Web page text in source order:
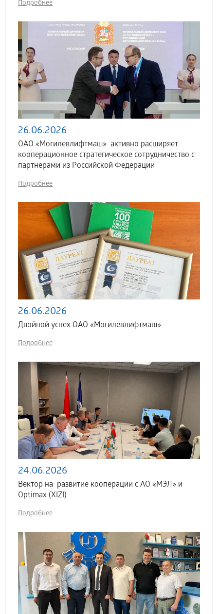
Подробнее
26.06.2026
ОАО «Могилевлифтмаш» активно расширяет
кооперационное стратегическое сотрудничество с
партнерами из Российской Федерации
Подробнее
26.06.2026
Двойной успех ОАО «Могилевлифтмаш»
Подробнее
24.06.2026
Вектор на развитие кооперации с АО «МЭЛ» и
Optimax (XIZI)
Подробнее